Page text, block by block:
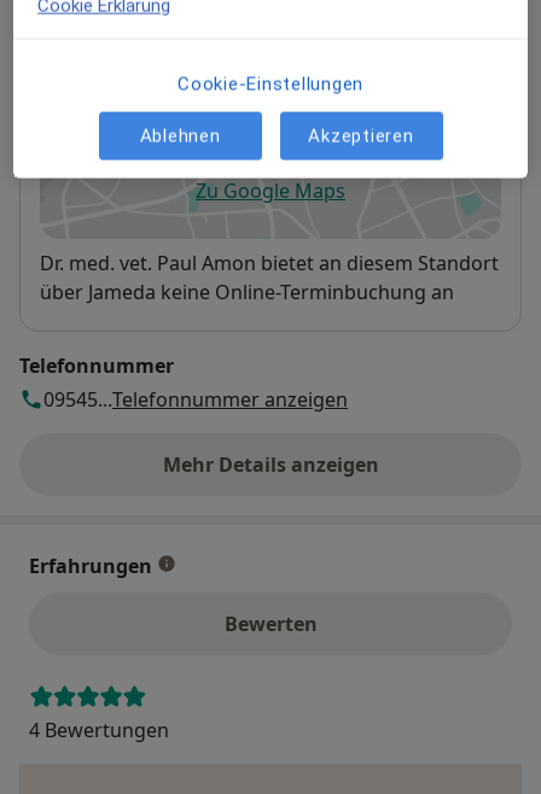
Dres. Paul Amon und Rosa M. Amon
Rothmühle 1,96155Buttenheim
Zu Google Mapsöffnet in einer neuen
Verfügbarkeit
Dr. med. vet. Paul Amon bietet an diesem Standort
über Jameda keine Online-Terminbuchung an
Telefonnummer
09545...Telefonnummer anzeigen
Mehr Details anzeigen
über die Adresse
Erfahrungen
Bewerten
4 Bewertungen
Cookie Erklärung
Cookie-Einstellungen
Ablehnen Akzeptieren